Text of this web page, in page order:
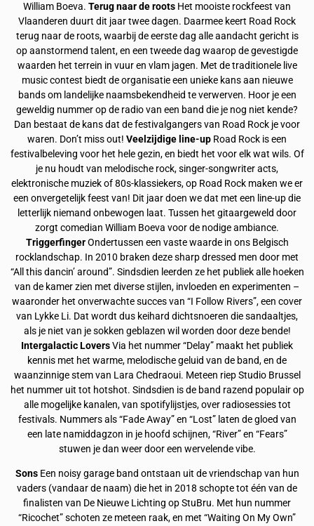
William Boeva. Terug naar de roots Het mooiste rockfeest van
Vlaanderen duurt dit jaar twee dagen. Daarmee keert Road Rock
terug naar de roots, waarbij de eerste dag alle aandacht gericht is
op aanstormend talent, en een tweede dag waarop de gevestigde
waarden het terrein in vuur en vlam jagen. Met de traditionele live
music contest biedt de organisatie een unieke kans aan nieuwe
bands om landelijke naamsbekendheid te verwerven. Hoor je een
geweldig nummer op de radio van een band die je nog niet kende?
Dan bestaat de kans dat de festivalgangers van Road Rock je voor
waren. Don’t miss out! Veelzijdige line-up Road Rock is een
festivalbeleving voor het hele gezin, en biedt het voor elk wat wils. Of
je nu houdt van melodische rock, singer-songwriter acts,
elektronische muziek of 80s-klassiekers, op Road Rock maken we er
een onvergetelijk feest van! Dit jaar doen we dat met een line-up die
letterlijk niemand onbewogen laat. Tussen het gitaargeweld door
zorgt comedian William Boeva voor de nodige ambiance.
TriggerfingerOndertussen een vaste waarde in ons Belgisch
rocklandschap. In 2010 braken deze sharp dressed men door met
“All this dancin’ around”. Sindsdien leerden ze het publiek alle hoeken
van de kamer zien met diverse stijlen, invloeden en experimenten –
waaronder het onverwachte succes van “I Follow Rivers”, een cover
van Lykke Li. Dat wordt dus keihard dichtsnoeren die sandaaltjes,
als je niet van je sokken geblazen wil worden door deze bende!
Intergalactic LoversVia het nummer “Delay” maakt het publiek
kennis met het warme, melodische geluid van de band, en de
waanzinnige stem van Lara Chedraoui. Meteen riep Studio Brussel
het nummer uit tot hotshot. Sindsdien is de band razend populair op
alle mogelijke kanalen, van spotifylijstjes, over radiosessies tot
festivals. Nummers als “Fade Away” en “Lost” laten de gloed van
een late namiddagzon in je hoofd schijnen, “River” en “Fears”
stuwen je dan weer door een wervelende vibe.
SonsEen noisy garage band ontstaan uit de vriendschap van hun
vaders (vandaar de naam) die het in 2018 schopte tot één van de
finalisten van De Nieuwe Lichting op StuBru. Met hun nummer
“Ricochet” schoten ze meteen raak, en met “Waiting On My Own”